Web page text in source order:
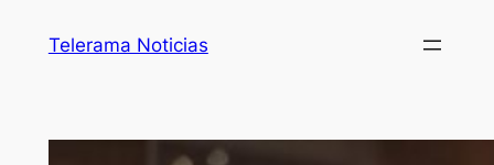
Telerama Noticias